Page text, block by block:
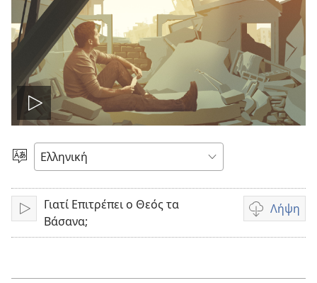
Αναπαραγωγή
βίντεο
Επιλέξτε
Γλώσσα
Αναπαραγωγή
Γιατί Επιτρέπει ο Θεός τα
Βάσανα;
Λήψη
Επιλογές
λήψης